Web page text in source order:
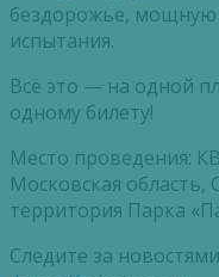
бездорожье, мощную
испытания.
Всё это — на одной
одному билету!
Место проведения:
Московская область,
территория Парка
Следите за